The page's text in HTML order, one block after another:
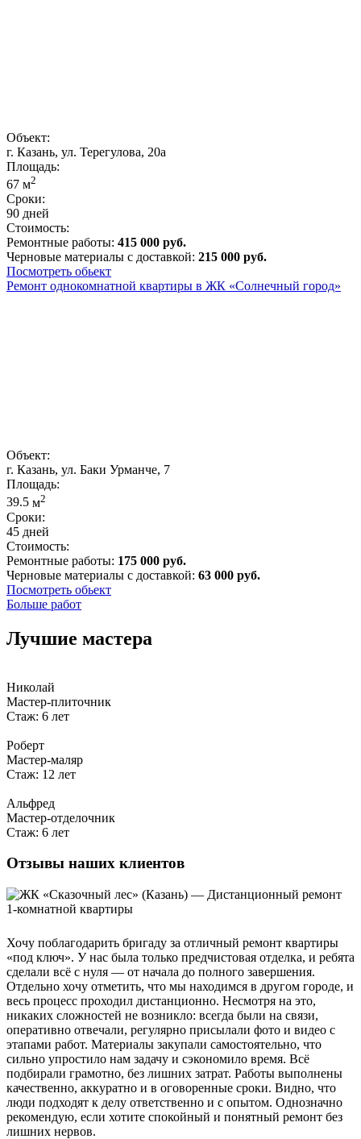
Объект:
г. Казань, ул. Терегулова, 20а
Площадь:
67 м2
Сроки:
90 дней
Стоимость:
Ремонтные работы: 415 000 руб.
Черновые материалы с доставкой: 215 000 руб.
Посмотреть обьект
Ремонт однокомнатной квартиры в ЖК «Солнечный город»
Объект:
г. Казань, ул. Баки Урманче, 7
Площадь:
39.5 м2
Сроки:
45 дней
Стоимость:
Ремонтные работы: 175 000 руб.
Черновые материалы с доставкой: 63 000 руб.
Посмотреть обьект
Больше работ
Лучшие мастера
Николай
Мастер-плиточник
Стаж: 6 лет
Роберт
Мастер-маляр
Стаж: 12 лет
Альфред
Мастер-отделочник
Стаж: 6 лет
Отзывы наших клиентов
Хочу поблагодарить бригаду за отличный ремонт квартиры
«под ключ». У нас была только предчистовая отделка, и ребята
сделали всё с нуля — от начала до полного завершения.
Отдельно хочу отметить, что мы находимся в другом городе, и
весь процесс проходил дистанционно. Несмотря на это,
никаких сложностей не возникло: всегда были на связи,
оперативно отвечали, регулярно присылали фото и видео с
этапами работ. Материалы закупали самостоятельно, что
сильно упростило нам задачу и сэкономило время. Всё
подбирали грамотно, без лишних затрат. Работы выполнены
качественно, аккуратно и в оговоренные сроки. Видно, что
люди подходят к делу ответственно и с опытом. Однозначно
рекомендую, если хотите спокойный и понятный ремонт без
лишних нервов.